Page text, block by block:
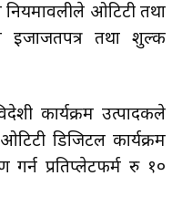
ओटिटी तथा
इजाजतपत्र तथा शुल्क
कार्यक्रम उत्पादकले
डिजिटल कार्यक्रम
गर्न प्रतिप्लेटफर्म रु १०